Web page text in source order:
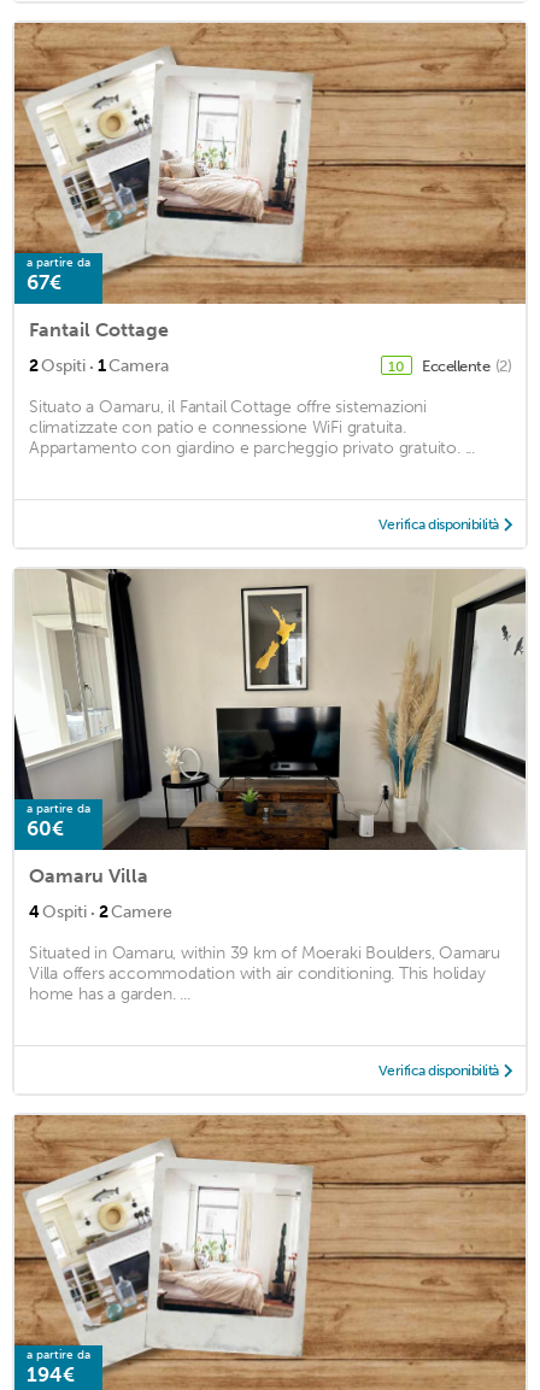
a partire da
67€
Fantail Cottage
2Ospiti · 1Camera 10 Eccellente (2)
Situato a Oamaru, il Fantail Cottage offre sistemazioni
climatizzate con patio e connessione WiFi gratuita.
Appartamento con giardino e parcheggio privato gratuito. ...
Verifica disponibilità
a partire da
60€
Oamaru Villa
4Ospiti · 2Camere
Situated in Oamaru, within 39 km of Moeraki Boulders, Oamaru
Villa offers accommodation with air conditioning. This holiday
home has a garden. ...
Verifica disponibilità
a partire da
194€